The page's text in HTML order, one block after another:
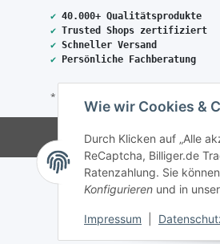
Wie wir Cookies &
Durch Klicken auf „Alle
ReCaptcha, Billiger.de
Ratenzahlung. Sie
Konfigurieren und in
Impressum
✔ 40.000+ Qualitätsprodukte
✔ Trusted Shops zertifiziert
✔ Schneller Versand
✔
Persönliche Fachberatung
* Alle Preise inkl. gesetzlicher USt.,